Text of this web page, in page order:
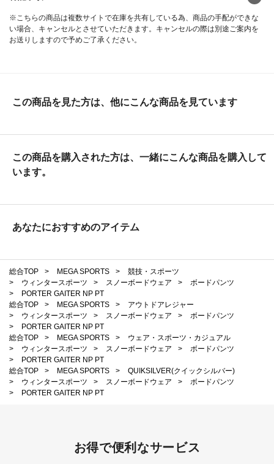
※こちらの商品は複数サイトで在庫を共有している為、商品の手配ができな
い場合、キャンセルとさせていただきます。キャンセルの際は別途ご案内を
お送りしますので予めご了承ください。
この商品を見た方は、他にこんな商品を見ています
この商品を購入された方は、一緒にこんな商品を購入して
います。
あなたにおすすめのアイテム
総合TOP > MEGA SPORTS >
競技・スポーツ
>
ウィンタースポーツ > スノーボードウェア >
ボードパンツ
>
PORTER GAITER NP PT
総合TOP
> MEGA SPORTS >
アウトドアレジャー
>
ウィンタースポーツ > スノーボードウェア >
ボードパンツ
>
PORTER GAITER NP PT
総合TOP
> MEGA SPORTS >
ウェア・スポーツ・カジュアル
>
ウィンタースポーツ > スノーボードウェア >
ボードパンツ
>
PORTER GAITER NP PT
総合TOP
> MEGA SPORTS >
QUIKSILVER(クイックシルバー)
>
ウィンタースポーツ > スノーボードウェア >
ボードパンツ
>
PORTER GAITER NP PT
お得で便利なサービス